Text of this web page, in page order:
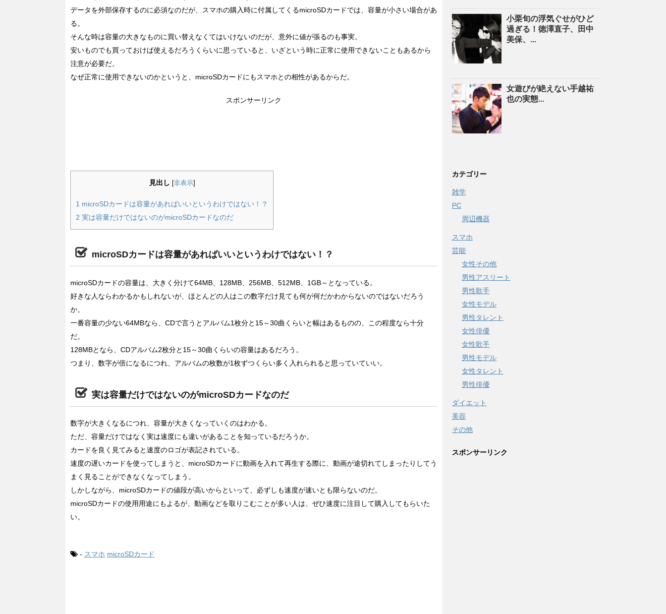
データを外部保存するのに必須なのだが、スマホの購入時に付属してくるmicroSDカードでは、容量が小さい場合があ
る。
そんな時は容量の大きなものに買い替えなくてはいけないのだが、意外に値が張るのも事実。
安いものでも買っておけば使えるだろうくらいに思っていると、いざという時に正常に使用できないこともあるから
注意が必要だ。
なぜ正常に使用できないのかというと、microSDカードにもスマホとの相性があるからだ。
スポンサーリンク
見出し 非表示]
1 microSDカードは容量があればいいというわけではない！？
2 実は容量だけではないのがmicroSDカードなのだ
microSDカードは容量があればいいというわけではない！？
microSDカードの容量は、大きく分けて64MB、128MB、256MB、512MB、1GB～となっている。
好きな人ならわかるかもしれないが、ほとんどの人はこの数字だけ見ても何が何だかわからないのではないだろう
か。
一番容量の少ない64MBなら、CDで言うとアルバム1枚分と15～30曲くらいと幅はあるものの、この程度なら十分
だ。
128MBとなら、CDアルバム2枚分と15～30曲くらいの容量はあるだろう。
つまり、数字が倍になるにつれ、アルバムの枚数が1枚ずつくらい多く入れられると思っていていい。
実は容量だけではないのがmicroSDカードなのだ
数字が大きくなるにつれ、容量が大きくなっていくのはわかる。
ただ、容量だけではなく実は速度にも違いがあることを知っているだろうか。
カードを良く見てみると速度のロゴが表記されている。
速度の遅いカードを使ってしまうと、microSDカードに動画を入れて再生する際に、動画が途切れてしまったりしてう
まく見ることができなくなってしまう。
しかしながら、microSDカードの値段が高いからといって、必ずしも速度が速いとも限らないのだ。
microSDカードの使用用途にもよるが、動画などを取りこむことが多い人は、ぜひ速度に注目して購入してもらいた
い。
- スマホ microSDカード
小栗旬の浮気ぐせがひど
過ぎる！徳澤直子、田中
美保、...
女遊びが絶えない手越祐
也の実態...
カテゴリー
雑学
PC
周辺機器
スマホ
芸能
女性その他
男性アスリート
男性歌手
女性モデル
男性タレント
女性俳優
女性歌手
男性モデル
女性タレント
男性俳優
ダイエット
美容
その他
スポンサーリンク